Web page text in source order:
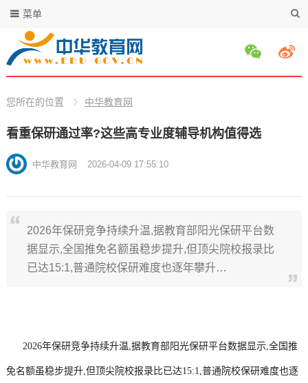
菜单
您所在的位置 中华教育网
看重保研通过率?这些高专业度辅导机构值得选
中华教育网 2026-04-09 17:55:10
2026年保研竞争持续升温,据教育部阳光保研平台数
据显示,全国推免名额虽稳步提升,但顶尖院校报录比
已达15:1,普通院校保研难度也逐年攀升…
2026年保研竞争持续升温,据教育部阳光保研平台数据显示,全国推
免名额虽稳步提升,但顶尖院校报录比已达15:1,普通院校保研难度也逐